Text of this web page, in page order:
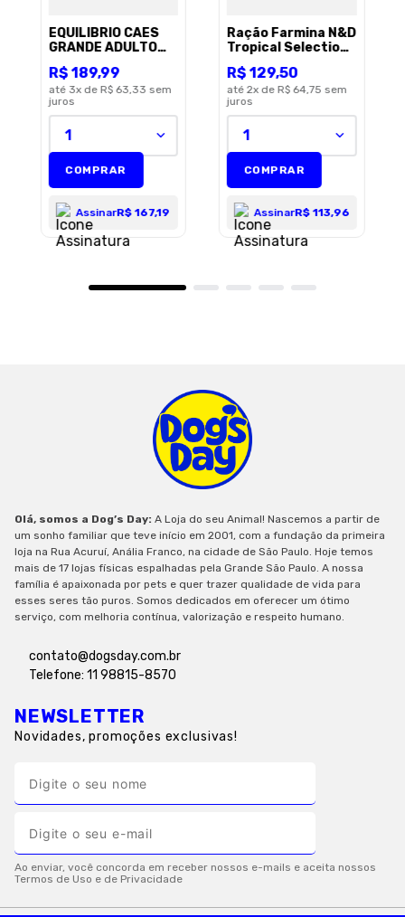
EQUILIBRIO CAES
GRANDE ADULTO
R$189,99
até 3x de R$ 63,33 sem
juros
1
COMPRAR
AssinarR$ 167,19
Ração Farmina N&D
Tropical Selection
de Porte Médio e
Grande Sabor
Suíno, Cereais e
Frutas Tropicais
R$ 129,50
até 2x de R$ 64,75 sem
juros
1
COMPRAR
AssinarR$ 113,96
Olá, somos a Dog’s Day: A Loja do seu Animal! Nascemos a partir de
um sonho familiar que teve início em 2001, com a fundação da primeira
loja na Rua Acuruí, Anália Franco, na cidade de São Paulo. Hoje temos
mais de 17 lojas físicas espalhadas pela Grande São Paulo. A nossa
família é apaixonada por pets e quer trazer qualidade de vida para
esses seres tão puros. Somos dedicados em oferecer um ótimo
serviço, com melhoria contínua, valorização e respeito humano.
contato@dogsday.com.br
Telefone: 11 98815-8570
NEWSLETTER
Novidades, promoções exclusivas!